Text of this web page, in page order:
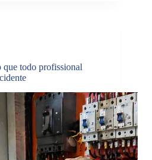
todo profissional